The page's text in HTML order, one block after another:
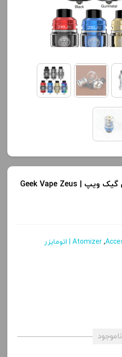
اتومایزر ساب اهم زئوس گیک ویپ | Geek Vape Zeus
, Atomizer | اتومایزر
ناموجود